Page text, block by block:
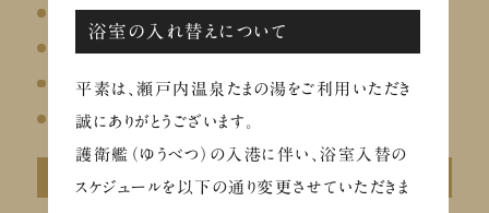
8/1～ 凪茶「プレミアム酵素 あま酒～しずく～」販売
8月のLINEクーポン
アーカイブ
浴室の入れ替えについて
平素は、瀬戸内温泉たまの湯をご利用いただき
誠にありがとうございます。
護衛艦（ゆうべつ）の入港に伴い、浴室入替の
スケジュールを以下の通り変更させていただきま